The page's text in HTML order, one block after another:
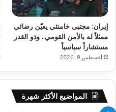
إيران: مجتبى خامنئي يعيّن رضائي
ممثلاً له بالأمن القومي.. وذو القدر
مستشاراً سياسياً
أغسطس 9, 2026
المواضيع الأكثر شهرة